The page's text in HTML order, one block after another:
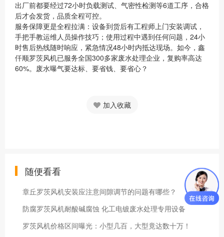
出厂前都要经过72小时负载测试、气密性检测等6道工序，合格
后才会发货，品质全程可控。
服务保障更是全程拉满：设备到货后有工程师上门安装调试，
手把手教运维人员操作技巧；使用过程中遇到任何问题，24小
时售后热线随时响应，紧急情况48小时内抵达现场。如今，鑫
仟顺罗茨风机已服务全国300多家废水处理企业，复购率高达
60%。废水曝气要达标、要省钱、要省心？
加入收藏
随便看看
章丘罗茨风机安装应注意间隙调节的问题有哪些？
防腐罗茨风机耐酸碱腐蚀 化工电镀废水处理专用设备
罗茨风机价格区间曝光：小型几百，大型竟达数十万！